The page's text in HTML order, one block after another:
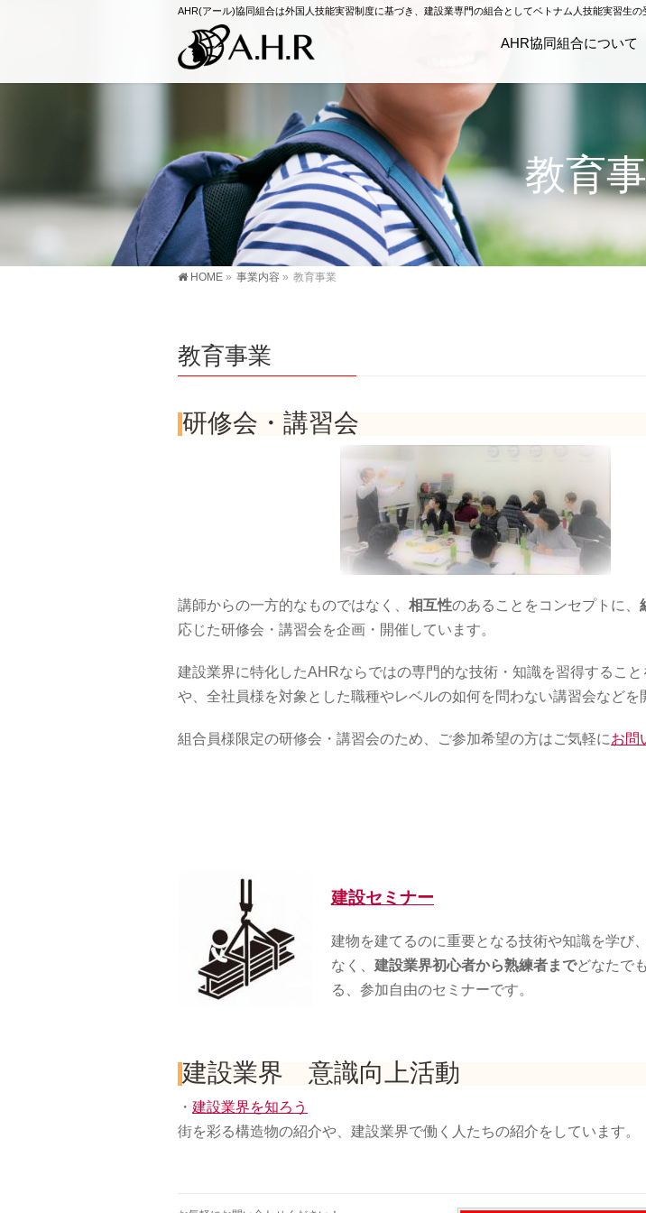
AHR(アール)協同組合は外国人技能実習制度に基づき、建設業専門の組合としてベトナム人技能実習生の
AHR協同組合について
教育
HOME » 事業内容 » 教育事業
教育事業
研修会・講習会
講師からの一方的なものではなく、 相互性のあることをコンセプトに、
応じた研修会・講習会を企画・開催しています。
建設業界に特化したAHRならではの専門的な技術・知識を習得するこ
や、全社員様を対象とした職種やレベルの如何を問わない講習会などを
組合員様限定の研修会・講習会のため、ご参加希望の方はご気軽にお問
建設セミナー
建物を建てるのに重要となる技術や知識を学び
なく、 建設業界初心者から熟練者までどなたで
る、参加自由のセミナーです。
建設業界 意識向上活動
・ 建設業界を知ろう
街を彩る構造物の紹介や、建設業界で働く人たちの紹介をしています。